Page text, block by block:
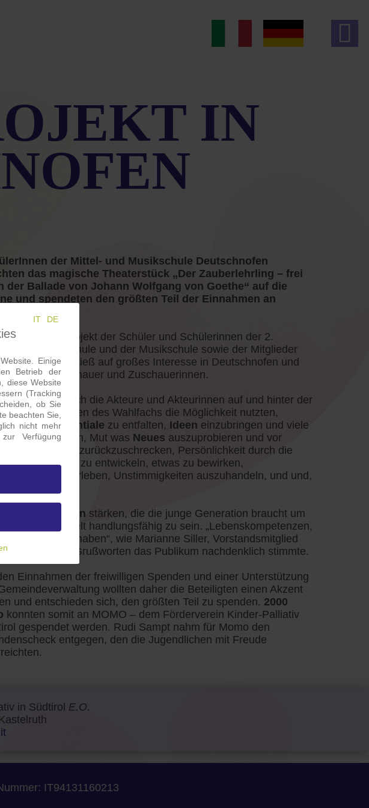
IN
der Mittel- und Musikschule Deutschnofen
das magische Theaterstück „Der Zauberlehrling – frei
der Ballade von Johann Wolfgang von Goethe“ auf die
und spendeten den größten Teil der Einnahmen an
der Schüler und Schülerinnen der 2.
der Mittelschule und der Musikschule sowie der Mitglieder
stieß auf großes Interesse in Deutschnofen und
die Zuschauer und Zuschauerinnen.
waren auch die Akteure und Akteurinnen auf und hinter der
die im Rahmen des Wahlfachs die Möglichkeit nutzten,
Potentiale zu entfalten, Ideen einzubringen und viele
zu entdecken, Mut was Neues auszuprobieren und vor
nicht zurückzuschrecken, Persönlichkeit durch die
zu entwickeln, etwas zu bewirken,
zu erleben, Unstimmigkeiten auszuhandeln, und und,
stärken, die die junge Generation braucht um
komplexen Welt handlungsfähig zu sein. „Lebenskompetenzen,
alle Kinder haben“, wie Marianne Siller, Vorstandsmitglied
in ihren Grußworten das Publikum nachdenklich stimmte.
Einnahmen der freiwilligen Spenden und einer Unterstützung
wollten daher die Beteiligten einen Akzent
und entschieden sich, den größten Teil zu spenden. 2000
konnten somit an MOMO – dem Förderverein Kinder-Palliativ
gespendet werden. Rudi Sampt nahm für Momo den
entgegen, den die Jugendlichen mit Freude
in Südtirol E.O.
IT94131160213
IT DE
Einige
Betrieb der
diese Website
(Tracking
ob Sie
beachten Sie,
nicht mehr
Verfügung